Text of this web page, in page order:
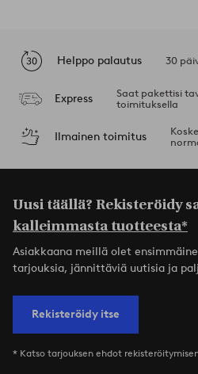
Helppo palautus 30
Express
Saat pakettisi
toimituksella
Ilmainen toimitus
Uusi täällä? Rekisteröidy
kalleimmasta tuotteesta*
Asiakkaana meillä olet
tarjouksia, jännittäviä uutisia ja
Rekisteröidy itse
* Katso tarjouksen ehdot